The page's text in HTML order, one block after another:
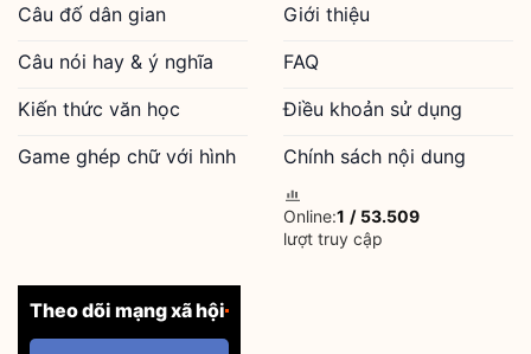
Câu đố dân gian
Câu nói hay & ý nghĩa
Kiến thức văn học
Game ghép chữ với hình
Giới thiệu
FAQ
Điều khoản sử dụng
Chính sách nội dung
Online:1 / 53.509
lượt truy cập
Theo dõi mạng xã hội